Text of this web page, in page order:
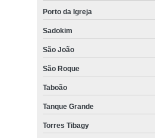
Porto da Igreja
Sadokim
São João
São Roque
Taboão
Tanque Grande
Torres Tibagy